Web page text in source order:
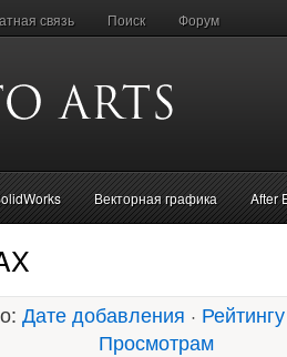
связь Поиск Форум
Векторная графика After
Дате добавления · Рейтингу
Просмотрам